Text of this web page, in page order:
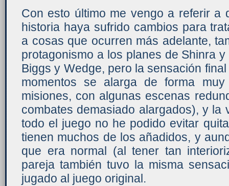
Con esto último me vengo a referir a
historia haya sufrido cambios para
a cosas que ocurren más adelante,
protagonismo a los planes de Shinra
Biggs y Wedge, pero la sensación
momentos se alarga de forma
misiones, con algunas escenas
combates demasiado alargados), y la
todo el juego no he podido evitar
tienen muchos de los añadidos, y
que era normal (al tener tan
pareja también tuvo la misma
jugado al juego original.